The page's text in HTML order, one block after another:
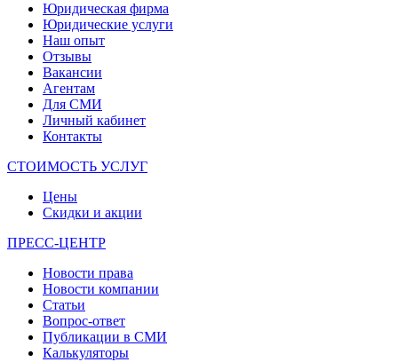
Юридическая фирма
Юридические услуги
Наш опыт
Отзывы
Вакансии
Агентам
Для СМИ
Личный кабинет
Контакты
СТОИМОСТЬ УСЛУГ
Цены
Скидки и акции
ПРЕСС-ЦЕНТР
Новости права
Новости компании
Статьи
Вопрос-ответ
Публикации в СМИ
Калькуляторы